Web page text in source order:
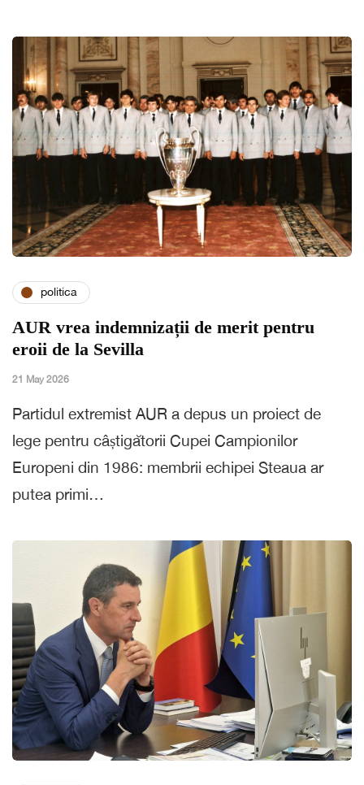
politica
AUR vrea indemnizații de merit pentru
eroii de la Sevilla
21 May 2026
Partidul extremist AUR a depus un proiect de
lege pentru câștigătorii Cupei Campionilor
Europeni din 1986: membrii echipei Steaua ar
putea primi…